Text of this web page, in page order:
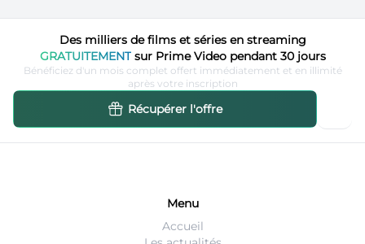
Des milliers de films et séries en streaming
GRATUITEMENTsur Prime Video pendant 30 jours
Bénéficiez d'un mois complet offert immédiatement et en illimité
après votre inscription
Récupérer l'offre
Menu
Accueil